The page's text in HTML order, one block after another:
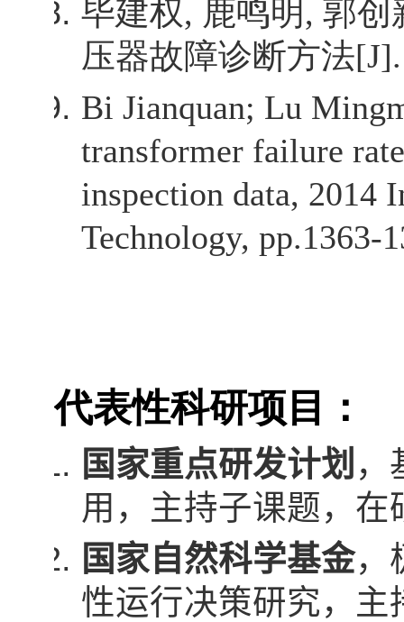
毕建权, 鹿鸣明, 郭创
压器故障诊断方法
Bi Jianquan; Lu
transformer failure
inspection data, 2014
Technology, pp.1363-
代表性科研项目：
国家重点研发计划 ，
用，主持子课题，在
国家自然科学基金，
性运行决策研究，主